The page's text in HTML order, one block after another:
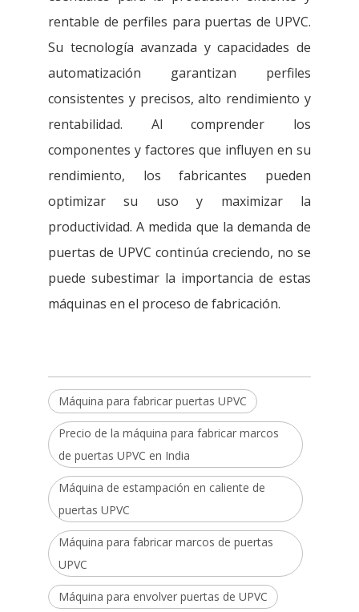
rentable de perfiles para puertas de UPVC.
Su tecnología avanzada y capacidades de
automatización garantizan perfiles
consistentes y precisos, alto rendimiento y
rentabilidad. Al comprender los
componentes y factores que influyen en su
rendimiento, los fabricantes pueden
optimizar su uso y maximizar la
productividad. A medida que la demanda de
puertas de UPVC continúa creciendo, no se
puede subestimar la importancia de estas
máquinas en el proceso de fabricación.
Máquina para fabricar puertas UPVC
Precio de la máquina para fabricar marcos
de puertas UPVC en India
Máquina de estampación en caliente de
puertas UPVC
Máquina para fabricar marcos de puertas
UPVC
Máquina para envolver puertas de UPVC